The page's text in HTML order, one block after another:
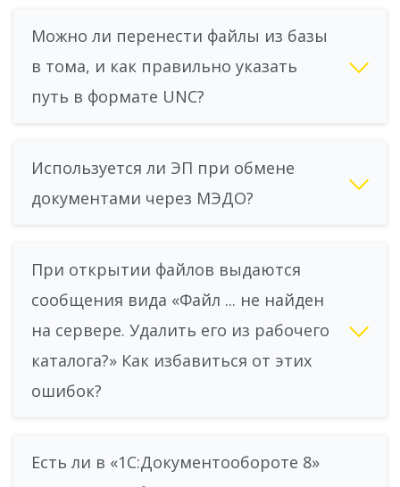
Можно ли перенести файлы из базы
в тома, и как правильно указать
путь в формате UNC?
Используется ли ЭП при обмене
документами через МЭДО?
При открытии файлов выдаются
сообщения вида «Файл ... не найден
на сервере. Удалить его из рабочего
каталога?» Как избавиться от этих
ошибок?
Есть ли в «1С:Документообороте 8»